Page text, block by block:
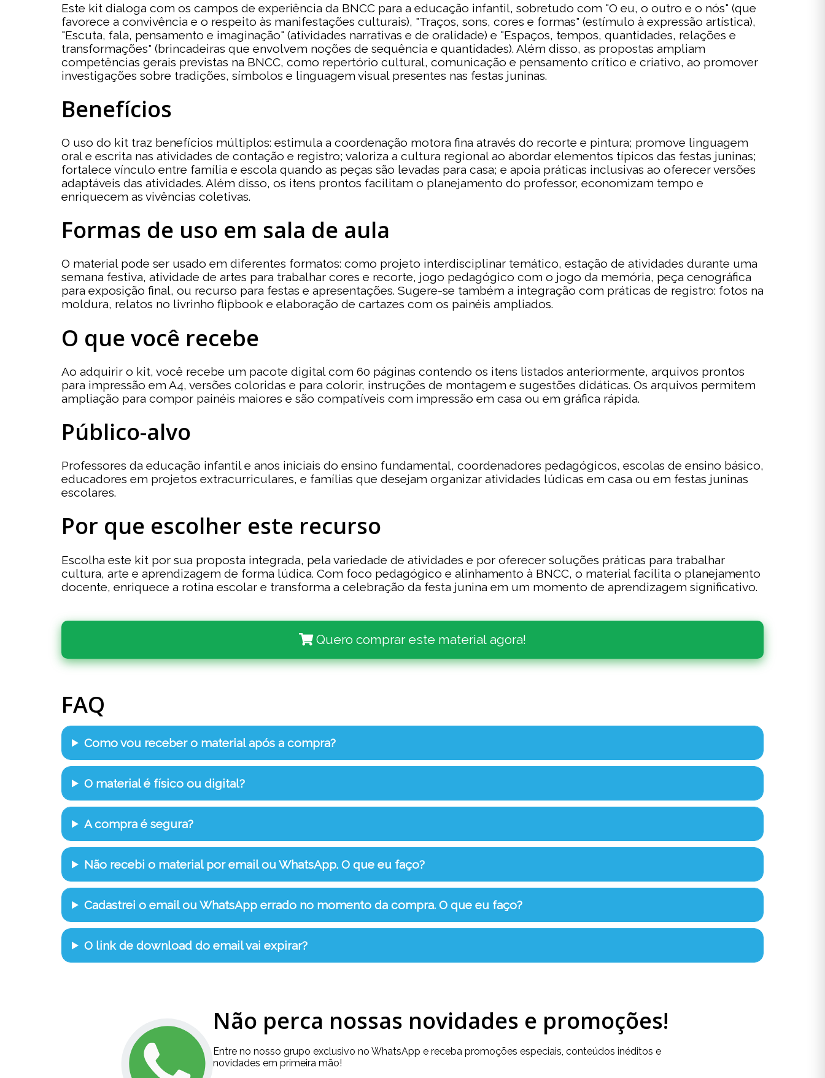
Este kit dialoga com os campos de experiência da BNCC para a educação infantil, sobretudo com "O eu, o outro e o nós" (que
favorece a convivência e o respeito às manifestações culturais), "Traços, sons, cores e formas" (estímulo à expressão artística),
"Escuta, fala, pensamento e imaginação" (atividades narrativas e de oralidade) e "Espaços, tempos, quantidades, relações e
transformações" (brincadeiras que envolvem noções de sequência e quantidades). Além disso, as propostas ampliam
competências gerais previstas na BNCC, como repertório cultural, comunicação e pensamento crítico e criativo, ao promover
investigações sobre tradições, símbolos e linguagem visual presentes nas festas juninas.
Benefícios
O uso do kit traz benefícios múltiplos: estimula a coordenação motora fina através do recorte e pintura; promove linguagem
oral e escrita nas atividades de contação e registro; valoriza a cultura regional ao abordar elementos típicos das festas juninas;
fortalece vínculo entre família e escola quando as peças são levadas para casa; e apoia práticas inclusivas ao oferecer versões
adaptáveis das atividades. Além disso, os itens prontos facilitam o planejamento do professor, economizam tempo e
enriquecem as vivências coletivas.
Formas de uso em sala de aula
O material pode ser usado em diferentes formatos: como projeto interdisciplinar temático, estação de atividades durante uma
semana festiva, atividade de artes para trabalhar cores e recorte, jogo pedagógico com o jogo da memória, peça cenográfica
para exposição final, ou recurso para festas e apresentações. Sugere-se também a integração com práticas de registro: fotos na
moldura, relatos no livrinho flipbook e elaboração de cartazes com os painéis ampliados.
O que você recebe
Ao adquirir o kit, você recebe um pacote digital com 60 páginas contendo os itens listados anteriormente, arquivos prontos
para impressão em A4, versões coloridas e para colorir, instruções de montagem e sugestões didáticas. Os arquivos permitem
ampliação para compor painéis maiores e são compatíveis com impressão em casa ou em gráfica rápida.
Público-alvo
Professores da educação infantil e anos iniciais do ensino fundamental, coordenadores pedagógicos, escolas de ensino básico,
educadores em projetos extracurriculares, e famílias que desejam organizar atividades lúdicas em casa ou em festas juninas
escolares.
Por que escolher este recurso
Escolha este kit por sua proposta integrada, pela variedade de atividades e por oferecer soluções práticas para trabalhar
cultura, arte e aprendizagem de forma lúdica. Com foco pedagógico e alinhamento à BNCC, o material facilita o planejamento
docente, enriquece a rotina escolar e transforma a celebração da festa junina em um momento de aprendizagem significativo.
Quero comprar este material agora!
FAQ
Como vou receber o material após a compra?
O material é físico ou digital?
A compra é segura?
Não recebi o material por email ou WhatsApp. O que eu faço?
Cadastrei o email ou WhatsApp errado no momento da compra. O que eu faço?
O link de download do email vai expirar?
Não perca nossas novidades e promoções!
Entre no nosso grupo exclusivo no WhatsApp e receba promoções especiais, conteúdos inéditos e
novidades em primeira mão!